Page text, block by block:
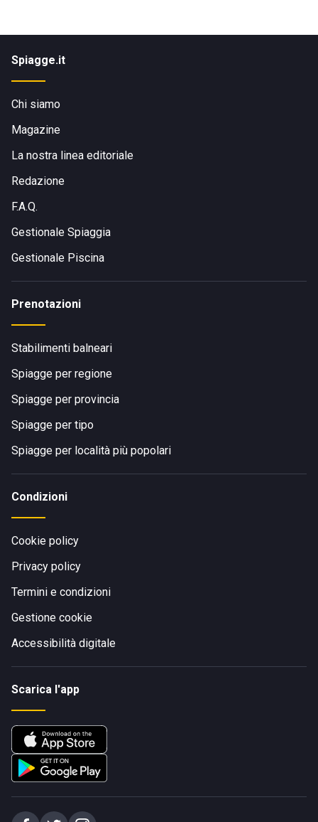
Spiagge.it
Chi siamo
Magazine
La nostra linea editoriale
Redazione
F.A.Q.
Gestionale Spiaggia
Gestionale Piscina
Prenotazioni
Stabilimenti balneari
Spiagge per regione
Spiagge per provincia
Spiagge per tipo
Spiagge per località più popolari
Condizioni
Cookie policy
Privacy policy
Termini e condizioni
Gestione cookie
Accessibilità digitale
Scarica l'app